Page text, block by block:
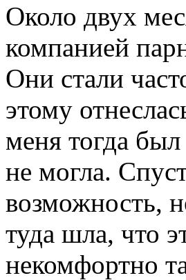
Около двух
компанией
Они стали
этому
меня тогда
не могла.
возможность,
туда шла, что
некомфортно